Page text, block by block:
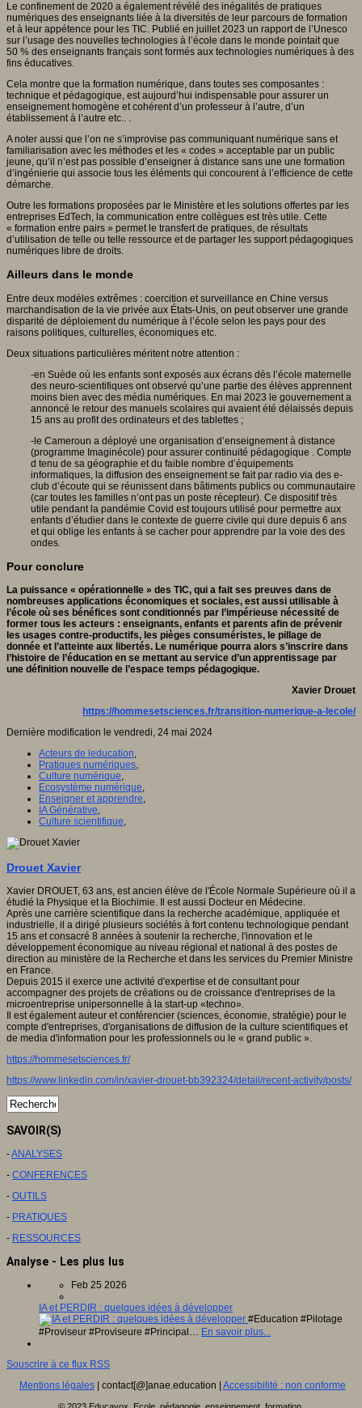
Le confinement de 2020 a également révélé des inégalités de pratiques
numériques des enseignants liée à la diversités de leur parcours de formation
et à leur appétence pour les TIC. Publié en juillet 2023 un rapport de l’Unesco
sur l’usage des nouvelles technologies à l’école dans le monde pointait que
50 % des enseignants français sont formés aux technologies numériques à des
fins éducatives.
Cela montre que la formation numérique, dans toutes ses composantes :
technique et pédagogique, est aujourd’hui indispensable pour assurer un
enseignement homogène et cohérent d’un professeur à l’autre, d’un
établissement à l’autre etc.. .
A noter aussi que l’on ne s’improvise pas communiquant numérique sans et
familiarisation avec les méthodes et les « codes » acceptable par un public
jeune, qu’il n’est pas possible d’enseigner à distance sans une une formation
d’ingénierie qui associe tous les éléments qui concourent à l’efficience de cette
démarche.
Outre les formations proposées par le Ministère et les solutions offertes par les
entreprises EdTech, la communication entre collègues est très utile. Cette
« formation entre pairs » permet le transfert de pratiques, de résultats
d’utilisation de telle ou telle ressource et de partager les support pédagogiques
numériques libre de droits.
Ailleurs dans le monde
Entre deux modèles extrêmes : coercition et surveillance en Chine versus
marchandisation de la vie privée aux États-Unis, on peut observer une grande
disparité de déploiement du numérique à l’école selon les pays pour des
raisons politiques, culturelles, économiques etc.
Deux situations particulières méritent notre attention :
-en Suède où les enfants sont exposés aux écrans dès l’école maternelle
des neuro-scientifiques ont observé qu’une partie des élèves apprennent
moins bien avec des média numériques. En mai 2023 le gouvernement a
annoncé le retour des manuels scolaires qui avaient été délaissés depuis
15 ans au profit des ordinateurs et des tablettes ;
-le Cameroun a déployé une organisation d’enseignement à distance
(programme Imaginécole) pour assurer continuité pédagogique . Compte
d tenu de sa géographie et du faible nombre d’équipements
informatiques, la diffusion des enseignement se fait par radio via des e-
club d’écoute qui se réunissent dans bâtiments publics ou communautaire
(car toutes les familles n’ont pas un poste récepteur). Ce dispositif très
utile pendant la pandémie Covid est toujours utilisé pour permettre aux
enfants d’étudier dans le contexte de guerre civile qui dure depuis 6 ans
et qui oblige les enfants à se cacher pour apprendre par la voie des des
ondes.
Pour conclure
La puissance « opérationnelle » des TIC, qui a fait ses preuves dans de
nombreuses applications économiques et sociales, est aussi utilisable à
l’école où ses bénéfices sont conditionnés par l’impérieuse nécessité de
former tous les acteurs : enseignants, enfants et parents afin de prévenir
les usages contre-productifs, les pièges consuméristes, le pillage de
donnée et l’atteinte aux libertés. Le numérique pourra alors s’inscrire dans
l’histoire de l’éducation en se mettant au service d’un apprentissage par
une définition nouvelle de l’espace temps pédagogique.
Xavier Drouet
https://hommesetsciences.fr/transition-numerique-a-lecole/
Dernière modification le vendredi, 24 mai 2024
Acteurs de leducation
Pratiques numériques
Culture numérique
Ecosystème numérique
Enseigner et apprendre
IA Générative
Culture scientifique
Drouet Xavier
Xavier DROUET, 63 ans, est ancien élève de l'École Normale Supérieure où il a
étudié la Physique et la Biochimie. Il est aussi Docteur en Médecine.
Après une carrière scientifique dans la recherche académique, appliquée et
industrielle, il a dirigé plusieurs sociétés à fort contenu technologique pendant
15 ans et consacré 8 années à soutenir la recherche, l'innovation et le
développement économique au niveau régional et national à des postes de
direction au ministère de la Recherche et dans les services du Premier Ministre
en France.
Depuis 2015 il exerce une activité d'expertise et de consultant pour
accompagner des projets de créations ou de croissance d'entreprises de la
microentreprise unipersonnelle à la start-up «techno».
Il est également auteur et conférencier (sciences, économie, stratégie) pour le
compte d'entreprises, d'organisations de diffusion de la culture scientifiques et
de media d'information pour les professionnels ou le « grand public ».
https://hommesetsciences.fr/
https://www.linkedin.com/in/xavier-drouet-bb392324/detail/recent-activity/posts/
SAVOIR(S)
-ANALYSES
- CONFERENCES
- OUTILS
- PRATIQUES
- RESSOURCES
Analyse - Les plus lus
Feb 25 2026
IA et PERDIR : quelques idées à développer
#Education #Pilotage
#Proviseur #Proviseure #Principal… En savoir plus...
Souscrire à ce flux RSS
Mentions légales| contact[@]anae.education | Accessibilité : non conforme